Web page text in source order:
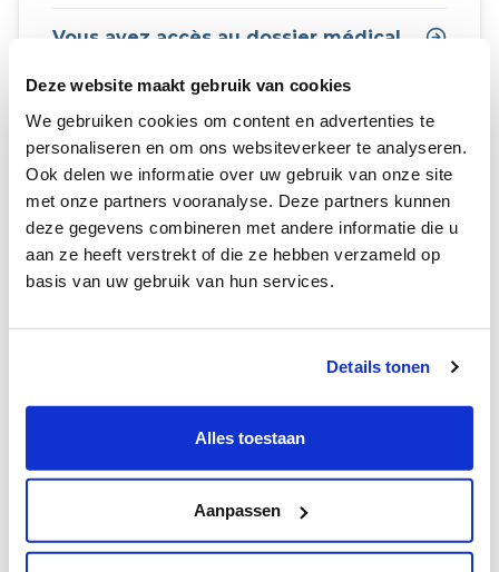
Deze website maakt gebruik van cookies
We gebruiken cookies om content en advertenties te
personaliseren en om ons websiteverkeer te analyseren.
Ook delen we informatie over uw gebruik van onze site
met onze partners vooranalyse. Deze partners kunnen
deze gegevens combineren met andere informatie die u
aan ze heeft verstrekt of die ze hebben verzameld op
basis van uw gebruik van hun services.
Details tonen
Alles toestaan
Aanpassen
Vous avez accès au dossier médical
Le prestataire de soins respecte
votre vie privée
Droit de déposer plainte auprès du
service de médiation
Devoirs du patient
Communiquez correctement votre
identité
traitement ou l'examen
Vous payez votre traitement